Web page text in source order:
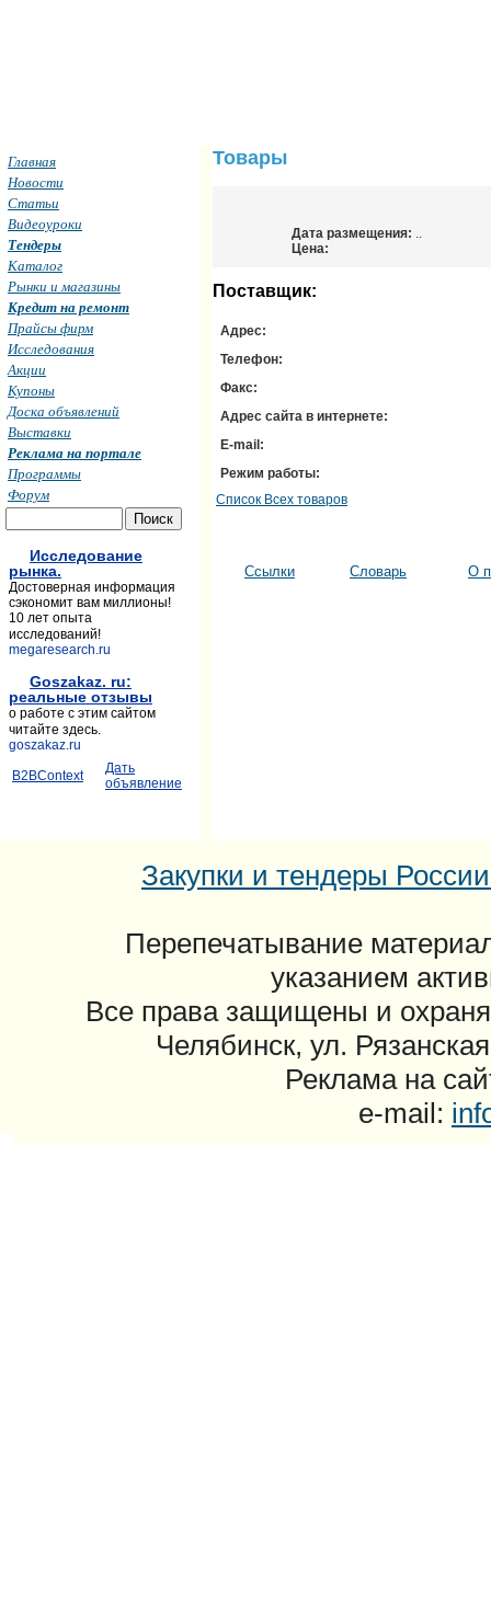
Товары
Дата размещения: ..
Цена:
Поставщик:
Адрес:
Телефон:
Факс:
Адрес сайта в интернете:
E-mail:
Режим работы:
Список Всех товаров
Ссылки Словарь О
Главная
Новости
Статьи
Видеоуроки
Тендеры
Каталог
Рынки и магазины
Кредит на ремонт
Прайсы фирм
Исследования
Акции
Купоны
Доска объявлений
Выставки
Реклама на портале
Программы
Форум
Исследование
рынка.
Достоверная информация
сэкономит вам миллионы!
10 лет опыта
исследований!
megaresearch.ru
Goszakaz. ru:
реальные отзывы
о работе с этим сайтом
читайте здесь.
goszakaz.ru
B2BContext
Дать
объявление
Закупки и тендеры
Перепечатывание
указанием
Все права защищены и
Челябинск, ул.
Реклама на
e-mail: